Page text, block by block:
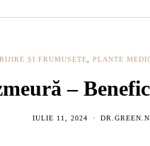
ȘI FRUMUSEȚE ,PLANTE
–
IULIE 11, 2024